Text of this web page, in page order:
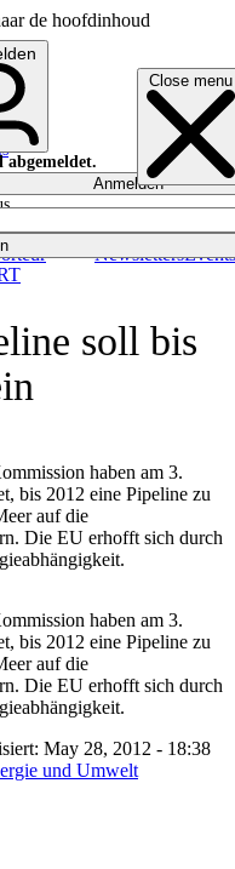
de hoofdinhoud
Close menu
NewslettersEvents
abgemeldet.
Anmelden
soll bis
haben am 3.
bis 2012 eine Pipeline zu
auf die
Die EU erhofft sich durch
haben am 3.
bis 2012 eine Pipeline zu
auf die
Die EU erhofft sich durch
May 28, 2012 - 18:38
und Umwelt